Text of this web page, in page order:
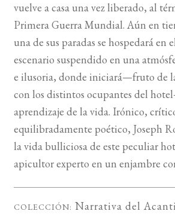
vuelve a casa una vez liberado, al
Primera Guerra Mundial. Aún en
una de sus paradas se hospedará en
escenario suspendido en una
e ilusoria, donde iniciará—fruto de
con los distintos ocupantes del
aprendizaje de la vida. Irónico,
equilibradamente poético, Joseph
la vida bulliciosa de este peculiar
apicultor experto en un enjambre
COLECCIÓN: Narrativa del